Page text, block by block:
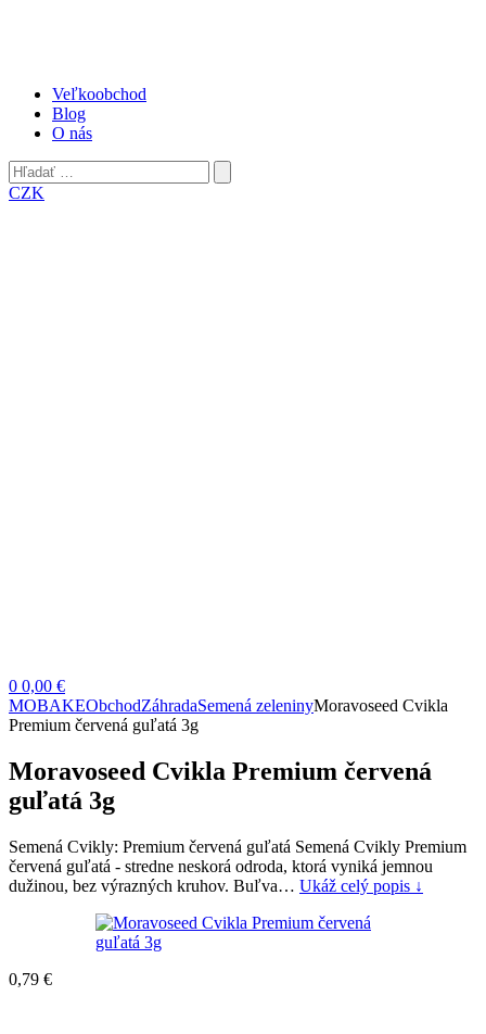
Veľkoobchod
Blog
O nás
Hľadať:
Odoslať
CZK
0 0,00 €
MOBAKEObchodZáhradaSemená zeleninyMoravoseed Cvikla
Premium červená guľatá 3g
Moravoseed Cvikla Premium červená
guľatá 3g
Semená Cvikly: Premium červená guľatá Semená Cvikly Premium
červená guľatá - stredne neskorá odroda, ktorá vyniká jemnou
dužinou, bez výrazných kruhov. Buľva… Ukáž celý popis ↓
0,79 €